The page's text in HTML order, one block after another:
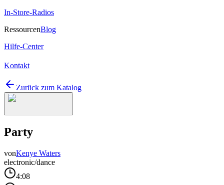
In-Store-Radios
RessourcenBlog
Hilfe-Center
Kontakt
Zurück zum Katalog
Party
vonKenye Waters
electronic/dance
4:08